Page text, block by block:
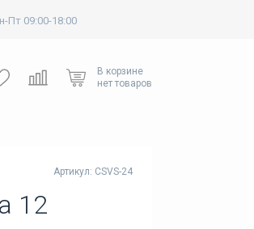
Пт 09:00-18:00
В корзине
нет товаров
Артикул: CSVS-24
12